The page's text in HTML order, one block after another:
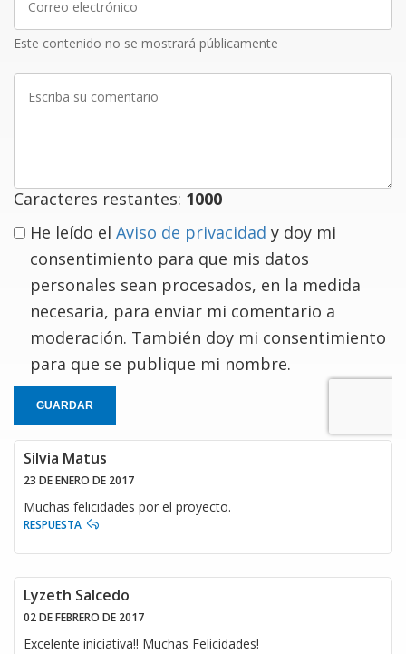
electrónico
Este contenido no se mostrará públicamente
Caracteres restantes: 1000
He leído el Aviso de privacidad y doy mi
consentimiento para que mis datos
personales sean procesados, en la medida
necesaria, para enviar mi comentario a
moderación. También doy mi consentimiento
para que se publique mi nombre.
GUARDAR
Silvia Matus
23 DE ENERO DE 2017
Muchas felicidades por el proyecto.
RESPUESTA
Lyzeth Salcedo
02 DE FEBRERO DE 2017
Excelente iniciativa!! Muchas Felicidades!